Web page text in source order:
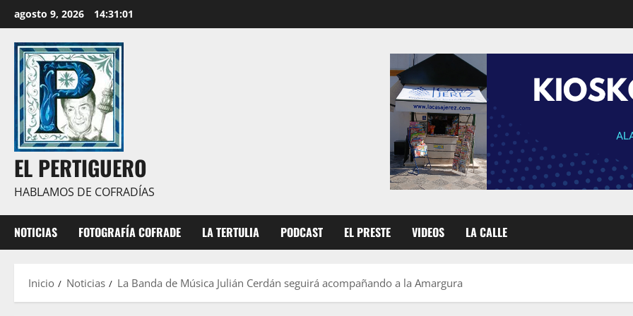
al
contenido
agosto 9, 2026 14:31:02
EL PERTIGUERO
HABLAMOS DE COFRADÍAS
NOTICIAS FOTOGRAFÍA COFRADE LA TERTULIA PODCAST EL PRESTE VIDEOS LA CALLE
Inicio Noticias La Banda de Música Julián Cerdán seguirá acompañando a la Amargura